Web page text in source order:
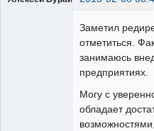
Заметил
отметиться.
занимаюсь
предприятиях.
Могу с
обладает